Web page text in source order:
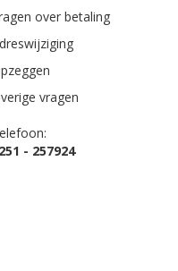
over betaling
vragen
- 257924